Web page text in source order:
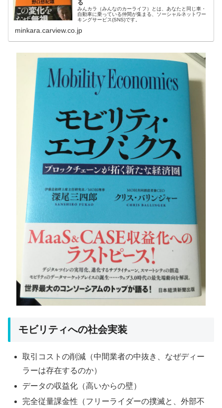
る
みんカラ（みんなのカーライフ）とは、あなたと同じ車・
自動車に乗っている仲間が集まる、ソーシャルネットワー
キングサービス(SNS)です。
minkara.carview.co.jp
モビリティへの社会実装
取引コストの削減（中間業者の中抜き、なぜディー
ラーは存在するのか）
データの収益化（高いからの壁）
完全従量課金性（フリーライダーの撲滅と、外部不